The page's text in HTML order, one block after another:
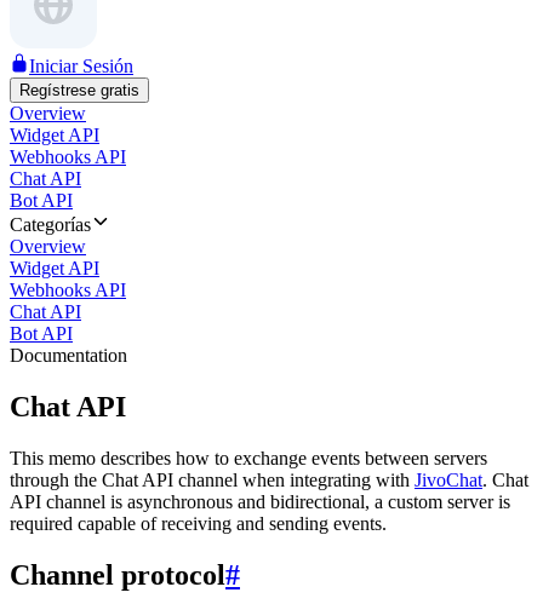
Iniciar Sesión
Regístrese gratis
Overview
Widget API
Webhooks API
Chat API
Bot API
Categorías
Overview
Widget API
Webhooks API
Chat API
Bot API
Documentation
Chat API
This memo describes how to exchange events between servers
through the Chat API channel when integrating with JivoChat. Chat
API channel is asynchronous and bidirectional, a custom server is
required capable of receiving and sending events.
Channel protocol#